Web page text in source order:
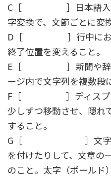
C［ ］日本語入力
字変換で、文節ごとに変
D［ ］行中におけ
終了位置を変えること。
E［ ］新聞や辞書
ージ内で文字列を複数段
F［ ］ディスプレ
少しずつ移動させ、隠れ
すること。
G［ ］文字の書
を付けたりして、文章の
のこと。太字（ボールド